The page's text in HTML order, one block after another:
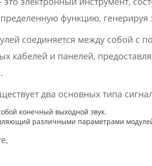
функцию, генерируя
соединяется между собой с
кабелей и панелей,
два основных типа
конечный выходной звук.
различными параметрами